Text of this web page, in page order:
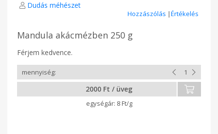
Dudás méhészet
Hozzászólás |Értékelés
Mandula akácmézben 250 g
Férjem kedvence.
2000 Ft / üveg
8 Ft/g